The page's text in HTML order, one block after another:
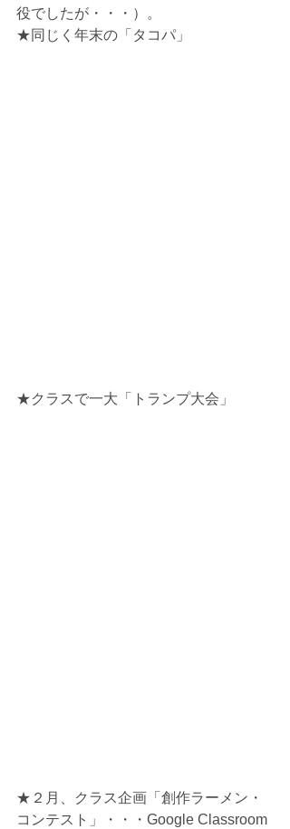
役でしたが・・・）。
★同じく年末の「タコパ」
★クラスで一大「トランプ大会」
★２月、クラス企画「創作ラーメン・
コンテスト」・・・Google Classroom